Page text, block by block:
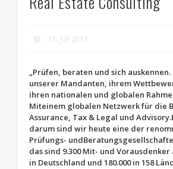
16. Juli 2013
„Prüfen, beraten und sich
unserer Mandanten, ihrem
ihren nationalen und globalen
Miteinem globalen Netzwerk für die
Assurance, Tax & Legal und
darum sind wir heute eine der
Prüfungs-
das sind 9.300 Mit- und
in Deutschland und 180.000 in 158